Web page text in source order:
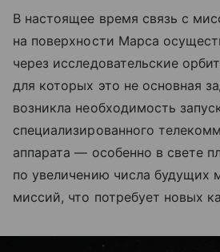
В настоящее время связь с
на поверхности Марса
через исследовательские
для которых это не основная
возникла необходимость
специализированного
аппарата — особенно в свете
по увеличению числа будущих
миссий, что потребует новых